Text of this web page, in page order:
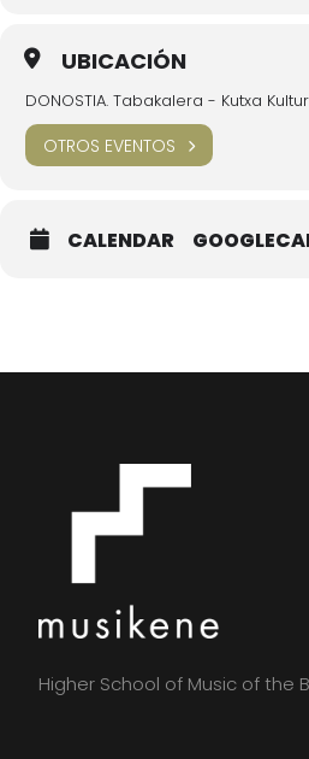
UBICACIÓN
DONOSTIA. Tabakalera - Kutxa
OTROS EVENTOS
CALENDAR
Higher School of Music of the